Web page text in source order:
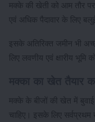
मक्के की खेती को आम तौर
एवं अधिक पैदावार के लिए
इसके अतिरिक्त जमीन भी
लिए लवणीय एवं क्षारीय भूमि
मक्के के बीजों की खेत में
चाहिए। इसके लिए